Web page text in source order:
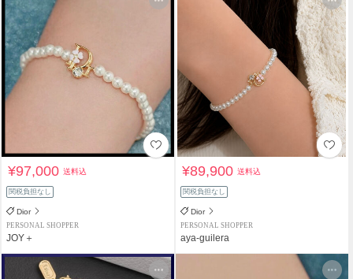
¥97,000送料込
関税負担なし
Dior
PERSONAL SHOPPER
JOY＋
¥89,900送料込
関税負担なし
Dior
PERSONAL SHOPPER
aya-guilera